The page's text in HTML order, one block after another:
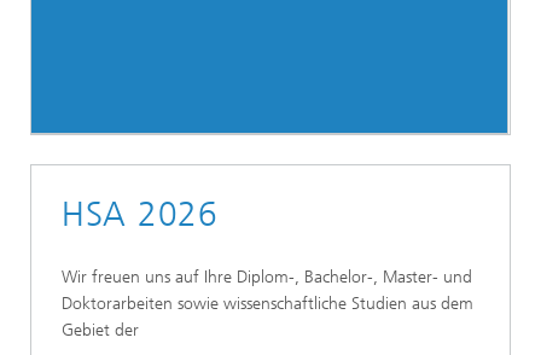
HSA 2026
Wir freuen uns auf Ihre Diplom-, Bachelor-, Master- und
Doktorarbeiten sowie wissenschaftliche Studien aus dem
Gebiet der